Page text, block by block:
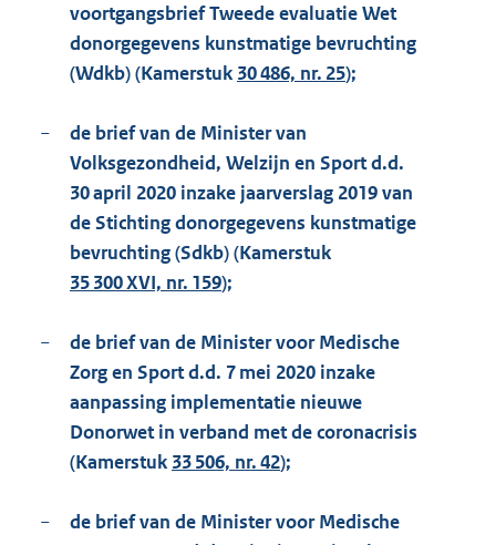
voortgangsbrief Tweede evaluatie Wet
donorgegevens kunstmatige bevruchting
(Wdkb) (Kamerstuk 30 486, nr. 25);
−
de brief van de Minister van
Volksgezondheid, Welzijn en Sport d.d.
30 april 2020 inzake jaarverslag 2019 van
de Stichting donorgegevens kunstmatige
bevruchting (Sdkb) (Kamerstuk
35 300 XVI, nr. 159);
−
de brief van de Minister voor Medische
Zorg en Sport d.d. 7 mei 2020 inzake
aanpassing implementatie nieuwe
Donorwet in verband met de coronacrisis
(Kamerstuk 33 506, nr. 42);
−
de brief van de Minister voor Medische